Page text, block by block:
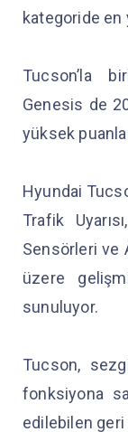
kategoride en
Tucson’la
Genesis de
yüksek
Hyundai
Trafik
Sensörleri ve
üzere
sunuluyor.
Tucson,
fonksiyona
edilebilen geri